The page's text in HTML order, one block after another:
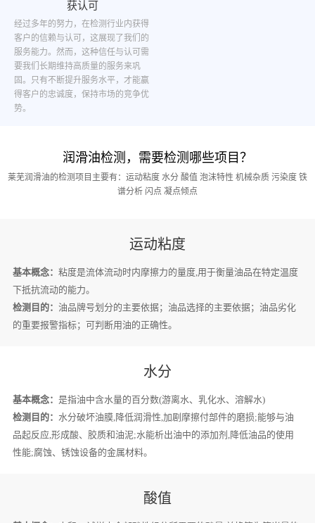
获认可
经过多年的努力，在检测行业内获得
客户的信赖与认可，这展现了我们的
服务能力。然而，这种信任与认可需
要我们长期维持高质量的服务来巩
固。只有不断提升服务水平，才能赢
得客户的忠诚度，保持市场的竞争优
势。
润滑油检测，需要检测哪些项目？
莱芜润滑油的检测项目主要有：运动粘度 水分 酸值 泡沫特性 机械杂质 污染度 铁
谱分析 闪点 凝点倾点
运动粘度
基本概念： 粘度是流体流动时内摩擦力的量度,用于衡量油品在特定温度
下抵抗流动的能力。
检测目的： 油品牌号划分的主要依据；油品选择的主要依据；油品劣化
的重要报警指标；可判断用油的正确性。
水分
基本概念： 是指油中含水量的百分数(游离水、乳化水、溶解水)
检测目的： 水分破坏油膜,降低润滑性,加剧摩擦付部件的磨损;能够与油
品起反应,形成酸、胶质和油泥;水能析出油中的添加剂,降低油品的使用
性能;腐蚀、锈蚀设备的金属材料。
酸值